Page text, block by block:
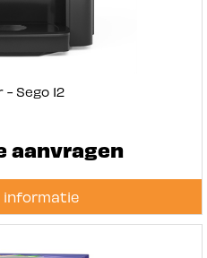
- Sego 12
aanvragen
informatie